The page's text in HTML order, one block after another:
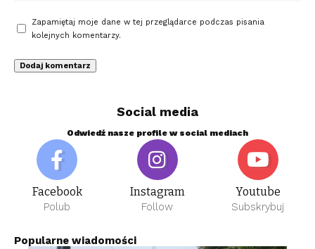
Zapamiętaj moje dane w tej przeglądarce podczas pisania
kolejnych komentarzy.
Social media
Odwiedź nasze profile w social mediach
Facebook
Polub
Instagram
Follow
Youtube
Subskrybuj
Popularne wiadomości